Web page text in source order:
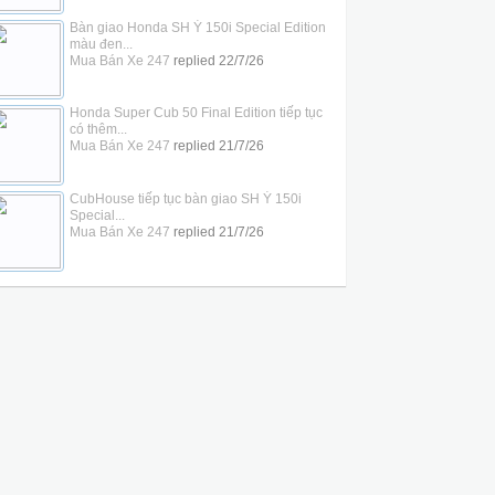
Bàn giao Honda SH Ý 150i Special Edition
màu đen...
Mua Bán Xe 247 replied 22/7/26
Honda Super Cub 50 Final Edition tiếp tục
có thêm...
Mua Bán Xe 247 replied 21/7/26
CubHouse tiếp tục bàn giao SH Ý 150i
Special...
Mua Bán Xe 247 replied 21/7/26